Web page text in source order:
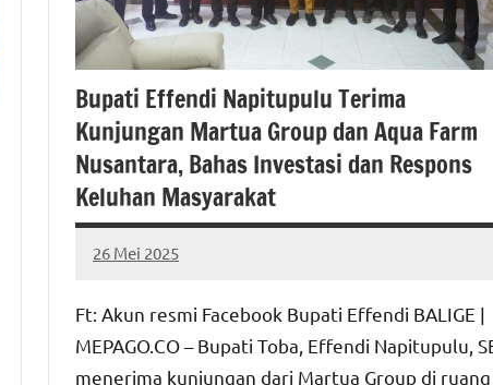
Bupati Effendi Napitupulu Terima
Kunjungan Martua Group dan Aqua Farm
Nusantara, Bahas Investasi dan Respons
Keluhan Masyarakat
26 Mei 2025
MEPAGO
No
Ft: Akun resmi Facebook Bupati Effendi BALIGE |
MEPAGO.CO – Bupati Toba, Effendi Napitupulu,
menerima kunjungan dari Martua Group di ruang